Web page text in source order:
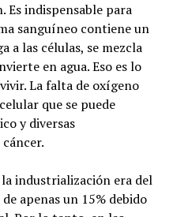
Es indispensable para
sanguíneo contiene un
a las células, se mezcla
en agua. Eso es lo
La falta de oxígeno
que se puede
y diversas
industrialización era del
apenas un 15% debido